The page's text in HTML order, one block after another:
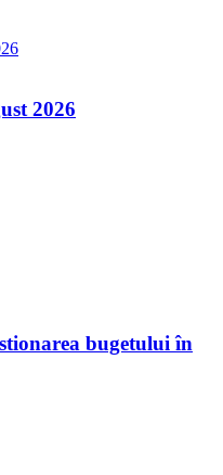
2026
bugetului în